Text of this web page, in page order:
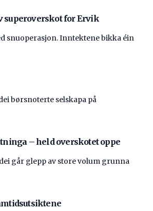
superoverskot for Ervik
snuoperasjon. Inntektene bikka éin
børsnoterte selskapa på
– held overskotet oppe
går glepp av store volum grunna